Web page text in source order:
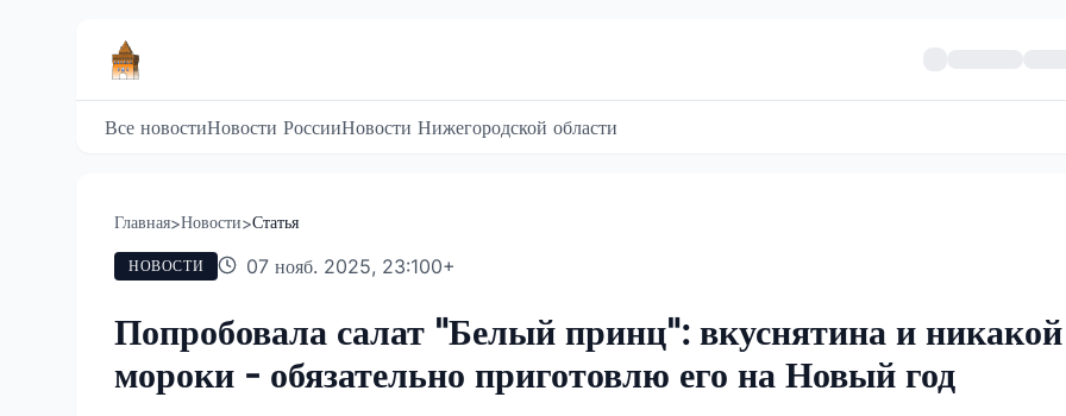
Все новостиНовости РоссииНовости Нижегородской области
Главная>Новости>Статья
НОВОСТИ 07 нояб. 2025, 23:100+
Попробовала салат "Белый принц": вкуснятина и никакой
мороки - обязательно приготовлю его на Новый год